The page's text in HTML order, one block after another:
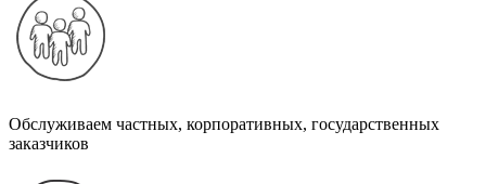
Обслуживаем частных, корпоративных, государственных
заказчиков